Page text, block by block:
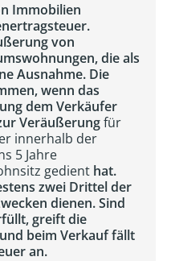
Immobilien
von
die als
Ausnahme. Die
wenn das
dem Verkäufer
Veräußerungfür
innerhalb der
5 Jahre
gedient hat.
zwei Drittel der
dienen. Sind
greift die
beim Verkauf fällt
an.